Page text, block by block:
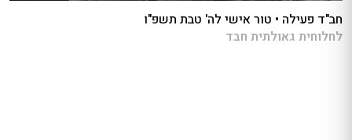
חב"ד פעילה • טור אישי לה' טבת תשפ"ו
לחלוחית גאולתית חבד